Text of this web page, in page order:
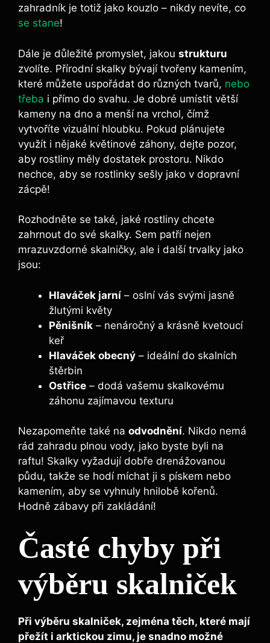
zahradník je totiž jako kouzlo – nikdy nevíte, co
se stane!
Dále je důležité promyslet, jakou strukturu
zvolíte. Přírodní skalky bývají tvořeny kamením,
které můžete uspořádat do různých tvarů, nebo
třeba i přímo do svahu. Je dobré umístit větší
kameny na dno a menší na vrchol, čímž
vytvoříte vizuální hloubku. Pokud plánujete
využít i nějaké květinové záhony, dejte pozor,
aby rostliny měly dostatek prostoru. Nikdo
nechce, aby se rostlinky sešly jako v dopravní
zácpě!
Rozhodněte se také, jaké rostliny chcete
zahrnout do své skalky. Sem patří nejen
mrazuvzdorné skalničky, ale i další trvalky jako
jsou:
Hlaváček jarní – oslní vás svými jasně
žlutými květy
Pěnišník – nenáročný a krásně kvetoucí
keř
Hlaváček obecný – ideální do skalních
štěrbin
Ostřice – dodá vašemu skalkovému
záhonu zajímavou texturu
Nezapomeňte také na odvodnění. Nikdo nemá
rád zahradu plnou vody, jako byste byli na
raftu! Skalky vyžadují dobře drenážovanou
půdu, takže se hodí míchat ji s pískem nebo
kamením, aby se vyhnuly hnilobě kořenů.
Hodně zábavy při zakládání!
Časté chyby při
výběru skalniček
Při výběru skalniček, zejména těch, které mají
přežít i arktickou zimu, je snadno možné